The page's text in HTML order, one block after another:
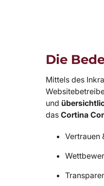
Die
Mittels des
und
das Cortina
Vertrauen